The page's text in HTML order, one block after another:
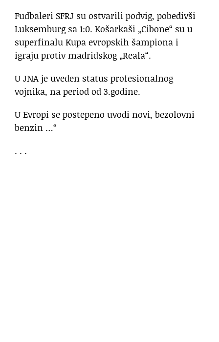
Fudbaleri SFRJ su ostvarili podvig, pobedivši
Luksemburg sa 1:0. Košarkaši „Cibone“ su u
superfinalu Kupa evropskih šampiona i
igraju protiv madridskog „Reala“.
U JNA je uveden status profesionalnog
vojnika, na period od 3.godine.
U Evropi se postepeno uvodi novi, bezolovni
benzin …“
. . .